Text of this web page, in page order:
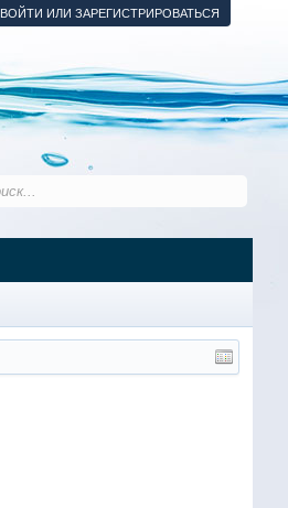
ВОЙТИ ИЛИ ЗАРЕГИСТРИРОВАТЬСЯ